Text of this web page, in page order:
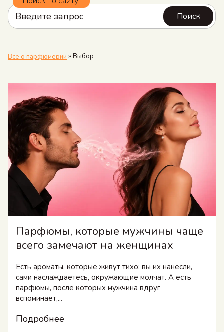
Все о парфюмерии » Выбор
Парфюмы, которые мужчины чаще
всего замечают на женщинах
Есть ароматы, которые живут тихо: вы их нанесли,
сами наслаждаетесь, окружающие молчат. А есть
парфюмы, после которых мужчина вдруг
вспоминает,...
Подробнее